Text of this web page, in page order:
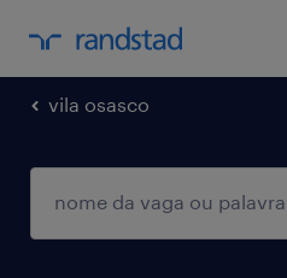
vila osasco